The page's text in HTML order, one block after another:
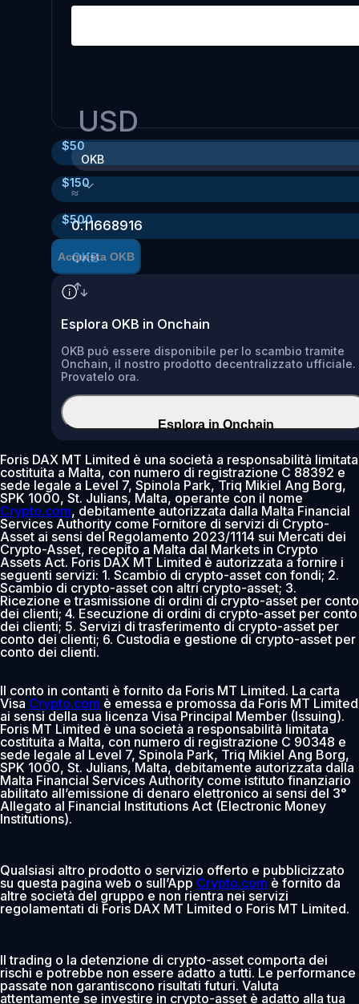
USD
OKB
≈
0.11668916
OKB
$50
$150
$500
Acquista OKB
Esplora OKB in Onchain
OKB può essere disponibile per lo scambio tramite
Onchain, il nostro prodotto decentralizzato ufficiale.
Provatelo ora.
Esplora in Onchain
Foris DAX MT Limited è una società a responsabilità limitata
costituita a Malta, con numero di registrazione C 88392 e
sede legale a Level 7, Spinola Park, Triq Mikiel Ang Borg,
SPK 1000, St. Julians, Malta, operante con il nome
Crypto.com, debitamente autorizzata dalla Malta Financial
Services Authority come Fornitore di servizi di Crypto-
Asset ai sensi del Regolamento 2023/1114 sui Mercati dei
Crypto-Asset, recepito a Malta dal Markets in Crypto
Assets Act. Foris DAX MT Limited è autorizzata a fornire i
seguenti servizi: 1. Scambio di crypto-asset con fondi; 2.
Scambio di crypto-asset con altri crypto-asset; 3.
Ricezione e trasmissione di ordini di crypto-asset per conto
dei clienti; 4. Esecuzione di ordini di crypto-asset per conto
dei clienti; 5. Servizi di trasferimento di crypto-asset per
conto dei clienti; 6. Custodia e gestione di crypto-asset per
conto dei clienti.
Il conto in contanti è fornito da Foris MT Limited. La carta
Visa Crypto.com è emessa e promossa da Foris MT Limited
ai sensi della sua licenza Visa Principal Member (Issuing).
Foris MT Limited è una società a responsabilità limitata
costituita a Malta, con numero di registrazione C 90348 e
sede legale al Level 7, Spinola Park, Triq Mikiel Ang Borg,
SPK 1000, St. Julians, Malta, debitamente autorizzata dalla
Malta Financial Services Authority come istituto finanziario
abilitato all’emissione di denaro elettronico ai sensi del 3°
Allegato al Financial Institutions Act (Electronic Money
Institutions).
Qualsiasi altro prodotto o servizio offerto e pubblicizzato
su questa pagina web o sull’App Crypto.com è fornito da
altre società del gruppo e non rientra nei servizi
regolamentati di Foris DAX MT Limited o Foris MT Limited.
Il trading o la detenzione di crypto-asset comporta dei
rischi e potrebbe non essere adatto a tutti. Le performance
passate non garantiscono risultati futuri. Valuta
attentamente se investire in crypto-asset è adatto alla tua